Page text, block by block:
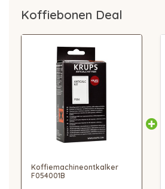
Koffiebonen Deal
Koffiemachineontkalker
F054001B